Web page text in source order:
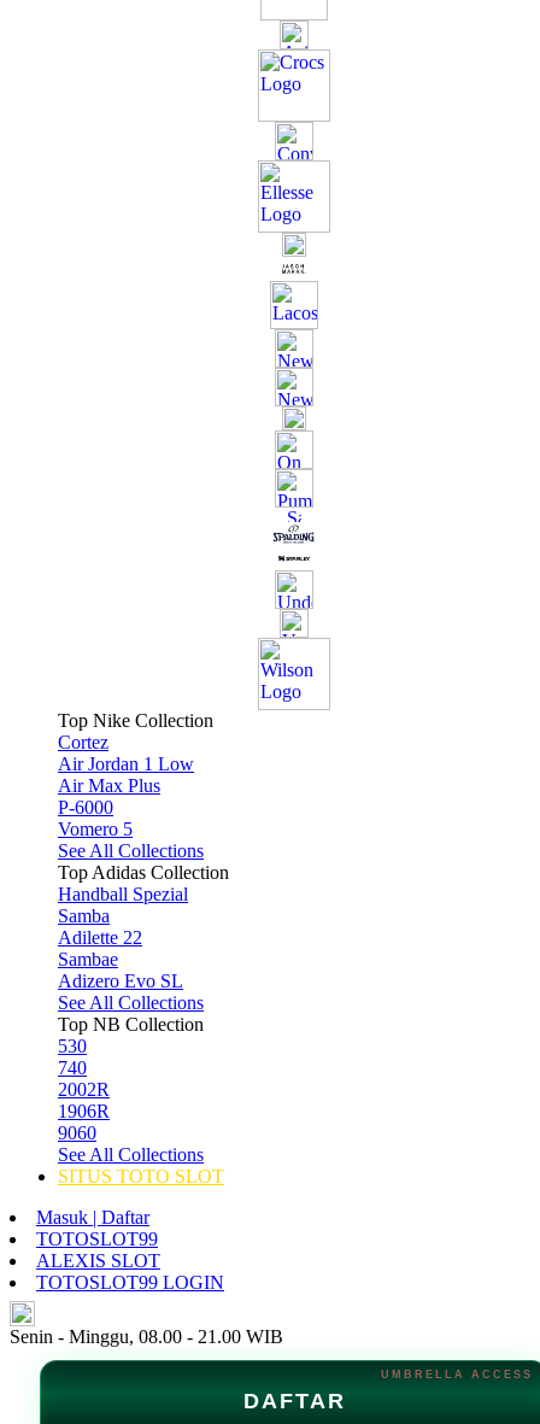
Top Nike Collection
Cortez
Air Jordan 1 Low
Air Max Plus
P-6000
Vomero 5
See All Collections
Top Adidas Collection
Handball Spezial
Samba
Adilette 22
Sambae
Adizero Evo SL
See All Collections
Top NB Collection
530
740
2002R
1906R
9060
See All Collections
SITUS TOTO SLOT
Masuk | Daftar
TOTOSLOT99
ALEXIS SLOT
TOTOSLOT99 LOGIN
Senin - Minggu, 08.00 - 21.00 WIB
DAFTAR